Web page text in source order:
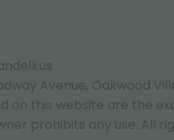
Avenue, Oakwood
on this website are the
prohibits any use. All